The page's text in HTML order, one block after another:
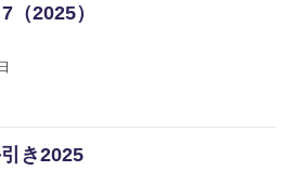
（2025）
き2025